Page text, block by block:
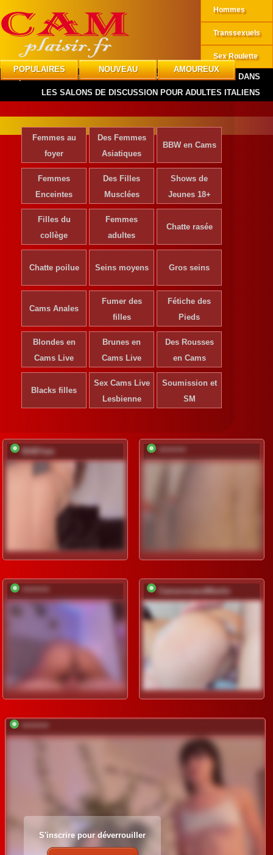
POPULAIRES NOUVEAU AMOUREUX
Hommes
Transsexuels
Sex Roulette
CAMplaisir»Informations»LES SUJETS LES PLUS CHAUDS DANS
LES SALONS DE DISCUSSION POUR ADULTES ITALIENS
Femmes au
foyer
Des Femmes
Asiatiques
BBW en Cams
Femmes
Enceintes
Des Filles
Musclées
Shows de
Jeunes 18+
Filles du
collège
Femmes
adultes
Chatte rasée
Chatte poilue Seins moyens Gros seins
Cams Anales
Fumer des
filles
Fétiche des
Pieds
Blondes en
Cams Live
Brunes en
Cams Live
Des Rousses
en Cams
Blacks filles
Sex Cams Live
Lesbienne
Soumission et
SM
BABYam
Inscription
CameronandMartin
*********
S'inscrire pour déverrouiller